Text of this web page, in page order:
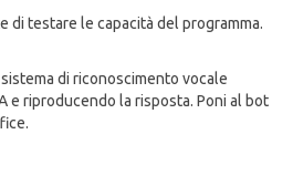
di testare le capacità del programma.
di riconoscimento vocale
e riproducendo la risposta. Poni al bot